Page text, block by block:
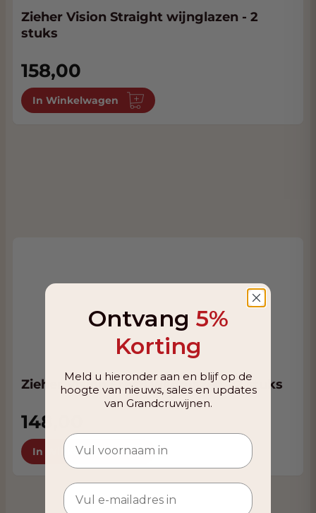
Zieher Vision Straight wijnglazen - 2
stuks
158,00
In Winkelwagen
Zieher Vision Fresh wijnglazen - 2 stuks
148,00
In Winkelwagen
Ontvang 5%
Korting
Meld u hieronder aan en blijf op de
hoogte van nieuws, sales en updates
van Grandcruwijnen.